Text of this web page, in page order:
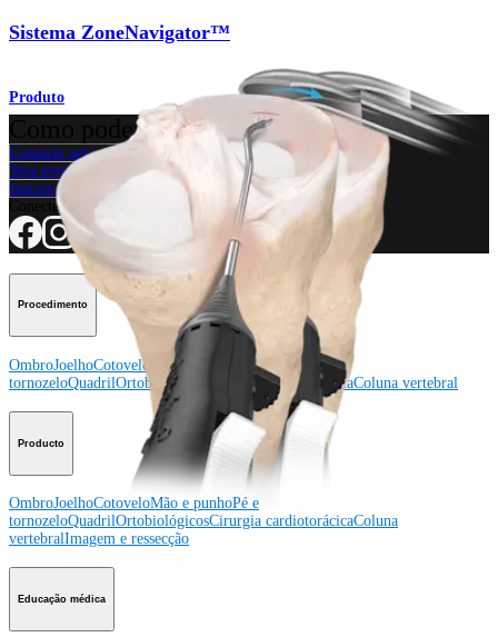
Sistema ZoneNavigator™
Produto
Como podemos ajudar?
Contacte um representante
Veja eventos, laboratórios e oportunidades educacionais
Inscreva-se para receber: O que há de novo na Arthrex?
Conecte-se conosco
Procedimento
OmbroJoelhoCotovelo Mão e punho
Pé e
tornozeloQuadrilOrtobiológicos Cirurgia cardiotorácicaColuna vertebral
Producto
OmbroJoelhoCotoveloMão e punhoPé e
tornozeloQuadrilOrtobiológicosCirurgia cardiotorácicaColuna
vertebralImagem e ressecção
Educação médica